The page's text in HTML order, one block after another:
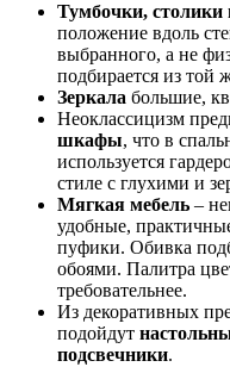
Тумбочки, столики
положение вдоль
выбранного, а не
подбирается из той
Зеркала большие,
Неоклассицизм
шкафы, что в
используется
стиле с глухими и
Мягкая мебель –
удобные,
пуфики. Обивка
обоями. Палитра
требовательнее.
Из декоративных
подойдут
подсвечники.